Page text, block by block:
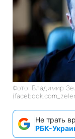
Фото: Владимир
Не трать
РБК-